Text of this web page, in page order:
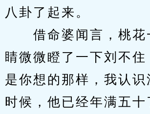
八卦了起来。
借命婆闻言，桃花
睛微微瞪了一下刘不住
是你想的那样，我认识
时候，他已经年满五十